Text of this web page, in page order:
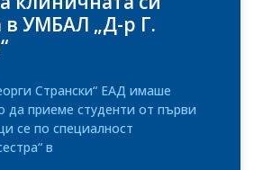
в УМБАЛ „Д-р Г.
Странски“ ЕАД имаше
да приеме студенти от първи
се по специалност
в